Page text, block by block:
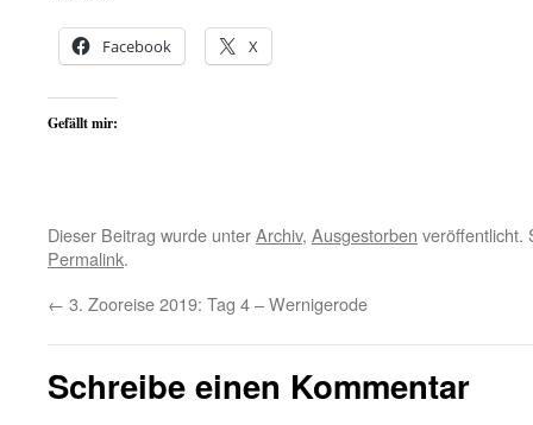
Facebook X
Gefällt mir:
Dieser Beitrag wurde unterArchiv, Ausgestorben veröffentlicht.
Permalink.
← 3. Zooreise 2019: Tag 4 – Wernigerode
Schreibe einen Kommentar